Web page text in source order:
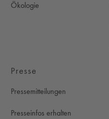
Ökologie
Presse
Pressemitteilungen
Presseinfos erhalten